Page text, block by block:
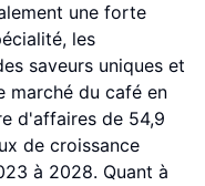
une forte
les
saveurs uniques et
marché du café en
d'affaires de 54,9
de croissance
à 2028. Quant à